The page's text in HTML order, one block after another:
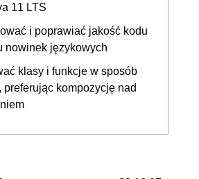
11 LTS
i poprawiać jakość kodu
nowinek językowych
klasy i funkcje w sposób
preferując kompozycję nad